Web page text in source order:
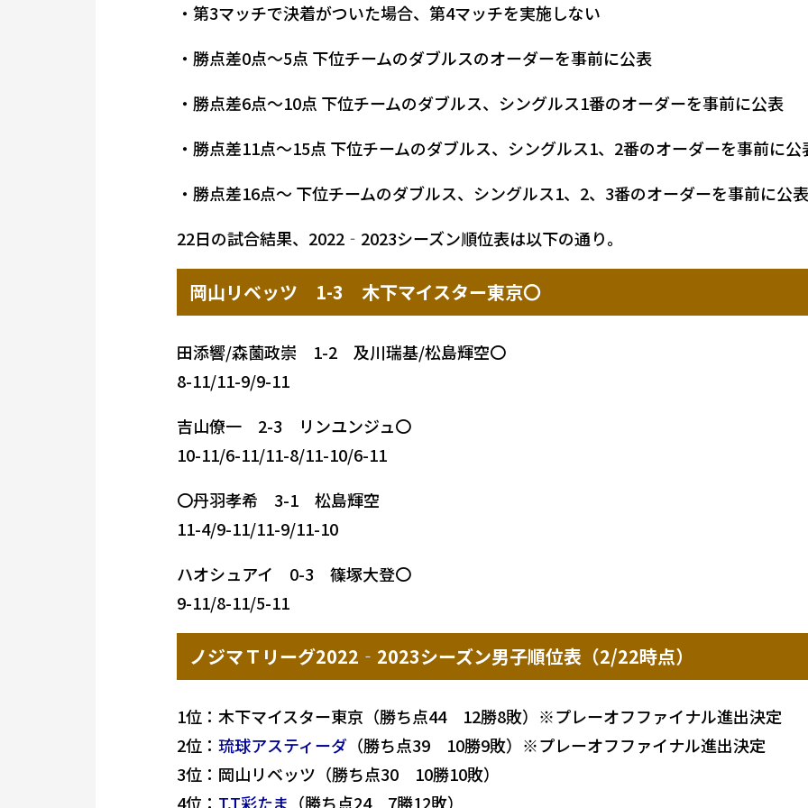
・第3マッチで決着がついた場合、第4マッチを実施しない
・勝点差0点～5点 下位チームのダブルスのオーダーを事前に公表
・勝点差6点～10点 下位チームのダブルス、シングルス1番のオーダーを事前に公表
・勝点差11点～15点 下位チームのダブルス、シングルス1、2番のオーダーを事前に公
・勝点差16点～ 下位チームのダブルス、シングルス1、2、3番のオーダーを事前に公表
22日の試合結果、2022‐2023シーズン順位表は以下の通り。
岡山リベッツ 1-3 木下マイスター東京〇
田添響/森薗政崇 1-2 及川瑞基/松島輝空〇
8-11/11-9/9-11
吉山僚一 2-3 リンユンジュ〇
10-11/6-11/11-8/11-10/6-11
〇丹羽孝希 3-1 松島輝空
11-4/9-11/11-9/11-10
ハオシュアイ 0-3 篠塚大登〇
9-11/8-11/5-11
ノジマＴリーグ2022‐2023シーズン男子順位表（2/22時点）
1位：木下マイスター東京（勝ち点44 12勝8敗）※プレーオフファイナル進出決定
2位： 琉球アスティーダ （勝ち点39 10勝9敗）※プレーオフファイナル進出決定
3位：岡山リベッツ（勝ち点30 10勝10敗）
4位： T.T彩たま （勝ち点24 7勝12敗）